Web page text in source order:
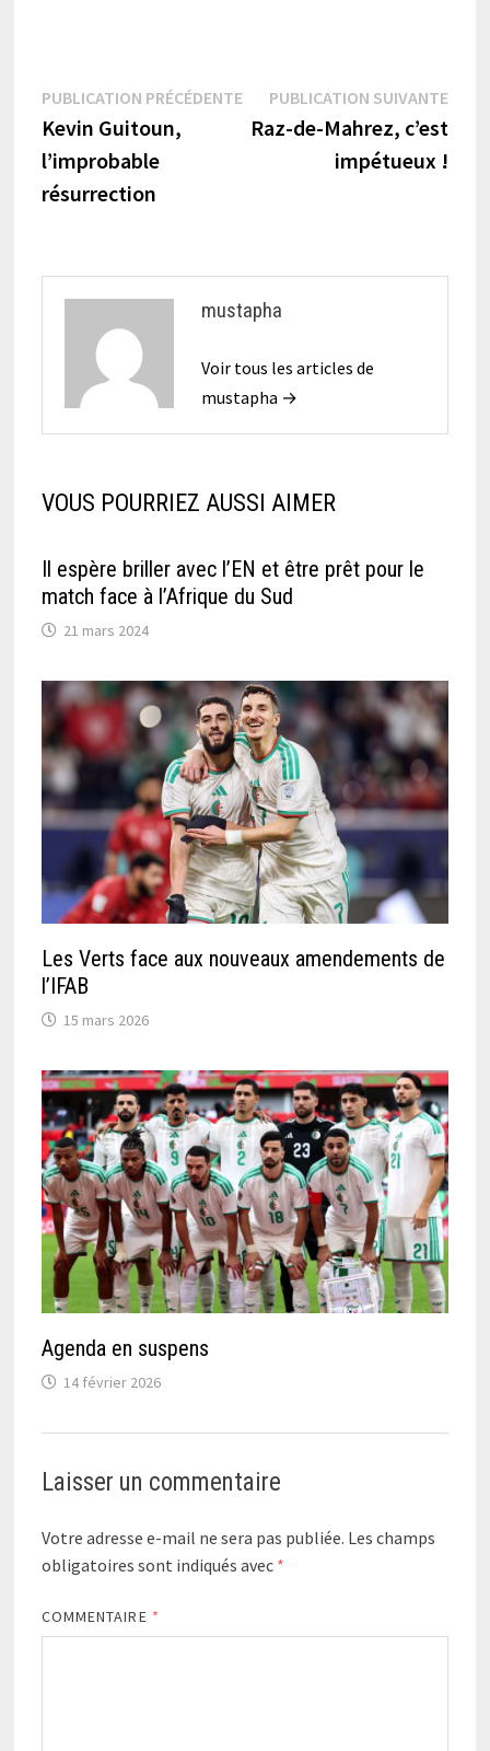
Navigation
de
l’article
PUBLICATION PRÉCÉDENTEPublication
précédente :
Kevin Guitoun,
l’improbable
résurrection
PUBLICATION SUIVANTE
Raz-de-Mahrez, c’est
impétueux !
mustapha
Voir tous les articles de
mustapha →
VOUS POURRIEZ AUSSI AIMER
Il espère briller avec l’EN et être prêt pour le
match face à l’Afrique du Sud
21 mars 2024
Les Verts face aux nouveaux amendements de
l’IFAB
15 mars 2026
Agenda en suspens
14 février 2026
Laisser un commentaire
Votre adresse e-mail ne sera pas publiée. Les champs
obligatoires sont indiqués avec *
COMMENTAIRE *